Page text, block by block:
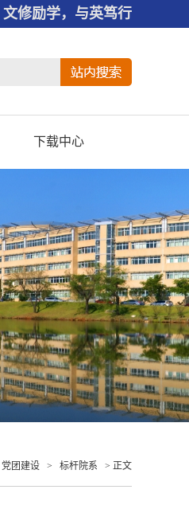
修励学，与英笃行
下载中心
党团建设 > 标杆院系 > 正文